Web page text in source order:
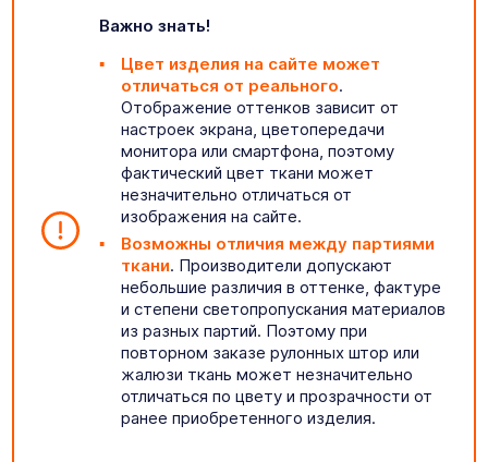
Важно знать!
Цвет изделия на сайте может
отличаться от реального.
Отображение оттенков зависит от
настроек экрана, цветопередачи
монитора или смартфона, поэтому
фактический цвет ткани может
незначительно отличаться от
изображения на сайте.
Возможны отличия между партиями
ткани. Производители допускают
небольшие различия в оттенке, фактуре
и степени светопропускания материалов
из разных партий. Поэтому при
повторном заказе рулонных штор или
жалюзи ткань может незначительно
отличаться по цвету и прозрачности от
ранее приобретенного изделия.